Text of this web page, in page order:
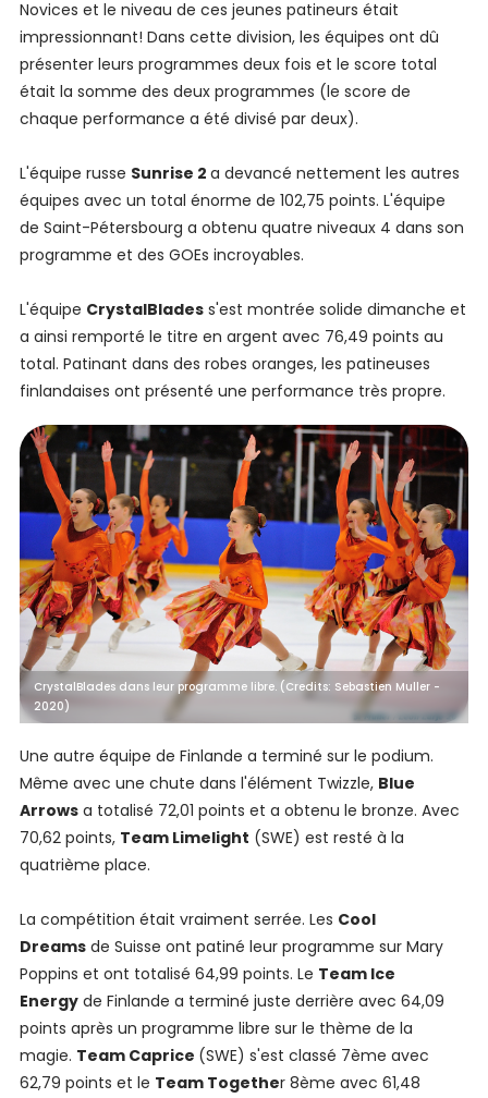
Novices et le niveau de ces jeunes patineurs était
impressionnant! Dans cette division, les équipes ont dû
présenter leurs programmes deux fois et le score total
était la somme des deux programmes (le score de
chaque performance a été divisé par deux).
L'équipe russe Sunrise 2 a devancé nettement les autres
équipes avec un total énorme de 102,75 points. L'équipe
de Saint-Pétersbourg a obtenu quatre niveaux 4 dans son
programme et des GOEs incroyables.
L'équipe CrystalBladess'est montrée solide dimanche et
a ainsi remporté le titre en argent avec 76,49 points au
total. Patinant dans des robes oranges, les patineuses
finlandaises ont présenté une performance très propre.
CrystalBlades dans leur programme libre. (Credits: Sebastien Muller -
2020)
Une autre équipe de Finlande a terminé sur le podium.
Même avec une chute dans l'élément Twizzle, Blue
Arrowsa totalisé 72,01 points et a obtenu le bronze. Avec
70,62 points, Team Limelight (SWE) est resté à la
quatrième place.
La compétition était vraiment serrée. Les Cool
Dreamsde Suisse ont patiné leur programme sur Mary
Poppins et ont totalisé 64,99 points. Le Team Ice
Energyde Finlande a terminé juste derrière avec 64,09
points après un programme libre sur le thème de la
magie. Team Caprice (SWE) s'est classé 7ème avec
62,79 points et le Team Together 8ème avec 61,48